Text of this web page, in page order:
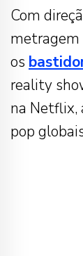
Com
metragem
os
reality
na Netflix,
pop